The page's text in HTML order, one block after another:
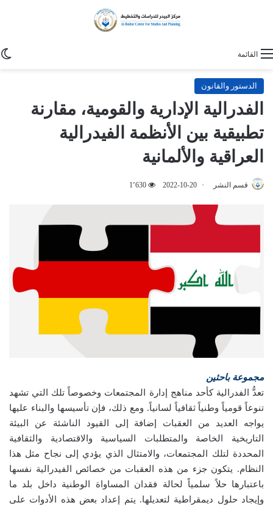
القائمة
الدستور والقانون
الفدرالية الإدارية والقومية، مقارنة
تطبيقية بين الأنظمة الفيدرالية
العراقية والألمانية
قسم النشر 2022-10-20 1٬630
مجموعة باحثين
تعدُّ الفدرالية كأحد مناهج إدارة المجتمعات وخصوصاً تلك التي تشهد
تنوعاً قومياً وطنياً ثقافياً لسانياً. ومع ذلك، فإن تأسيسها والبناء عليها
يواجه العديد من العقبات إضافة إلى القيود الناشئة عن البيئة
التاريخية الخاصة والمتطلبات السياسية والاقتصادية والثقافية
المحددة لتلك المجتمعات، والامتثال الذي يؤدي إلى نجاح مثل هذا
النظام. يتكون جزء من هذه العقبات من خصائص الفيدرالية نفسها
باعتبارها حلاً سلمياً لحالة فقدان المساواة الوطنية داخل بلد ما
وإيجاد حلول ديمقراطية لتعديلها. يتم إعداد بعض هذه الأدوات على